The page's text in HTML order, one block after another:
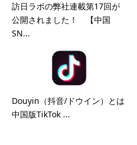
訪日ラボの弊社連載第17回が
公開されました！ 【中国
SN...
Douyin（抖音/ドウイン）とは
中国版TikTok ...